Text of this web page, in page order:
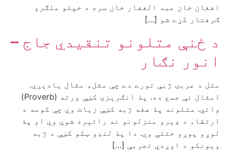
افغان خان عبد الغفار خان سره د خپلو ملګرو
ګرفتار کړے شو […]
د ځنې متلونو تنقيدي جاج –
انور نګار
متل د عربۍ ژبې تورے دے چې مثل، مثال يادېږي.
امثال ئې جمع ده. پۀ انګرېزۍ کښې ورته (Proverb)
وائي. متلونه پۀ هغه ژبه کښې زيات وي چې کومه د
ارتقاء د ډېرو منزلونو نه راتېره شوې وي او پۀ
لوړو پوړو ختلې وي. دا پۀ لنډو ټکو کښې د ژبه
ويونکو د اوږدي تجربې […]